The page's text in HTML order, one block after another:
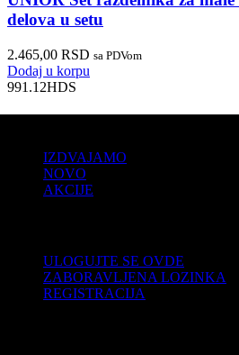
delova u setu
2.465,00 RSD sa PDVom
Dodaj u korpu
991.12HDS
IZDVAJAMO
NOVO
AKCIJE
ULOGUJTE SE OVDE
ZABORAVLJENA LOZINKA
REGISTRACIJA